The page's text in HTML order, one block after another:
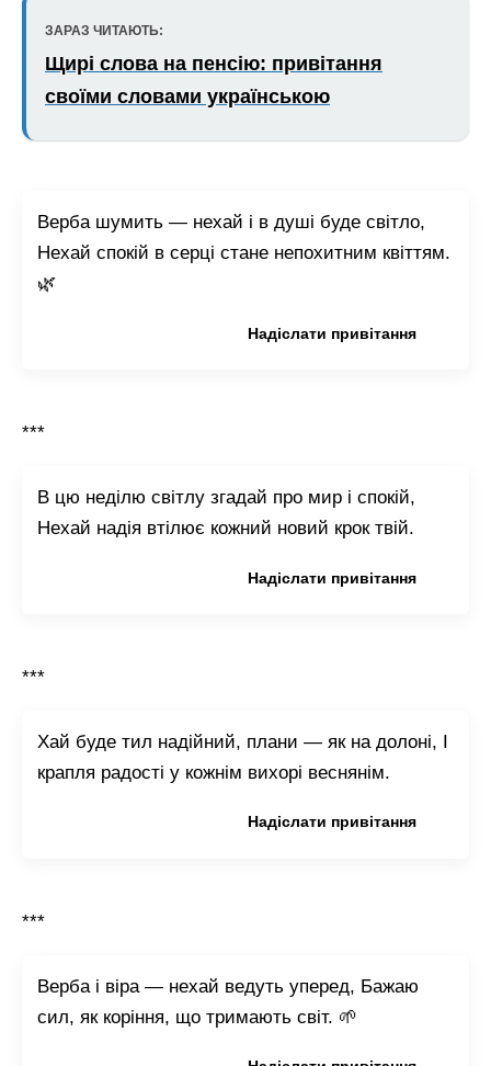
ЗАРАЗ ЧИТАЮТЬ:
Щирі слова на пенсію: привітання
своїми словами українською
Верба шумить — нехай і в душі буде світло,
Нехай спокій в серці стане непохитним квіттям.
🌿
Надіслати привітання
***
В цю неділю світлу згадай про мир і спокій,
Нехай надія втілює кожний новий крок твій.
Надіслати привітання
***
Хай буде тил надійний, плани — як на долоні, І
крапля радості у кожнім вихорі веснянім.
Надіслати привітання
***
Верба і віра — нехай ведуть уперед, Бажаю
сил, як коріння, що тримають світ. 🌱